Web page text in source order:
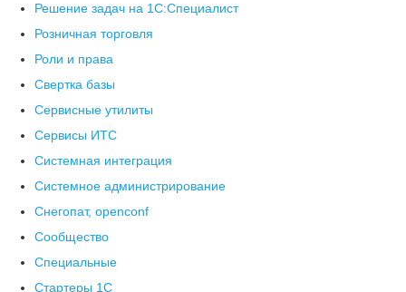
Решение задач на 1С:Специалист
Розничная торговля
Роли и права
Свертка базы
Сервисные утилиты
Сервисы ИТС
Системная интеграция
Системное администрирование
Снегопат, openconf
Сообщество
Специальные
Стартеры 1С